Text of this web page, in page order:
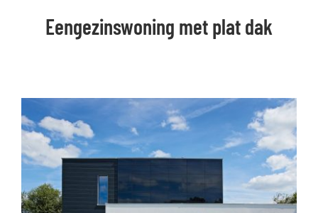
Eengezinswoning met plat dak